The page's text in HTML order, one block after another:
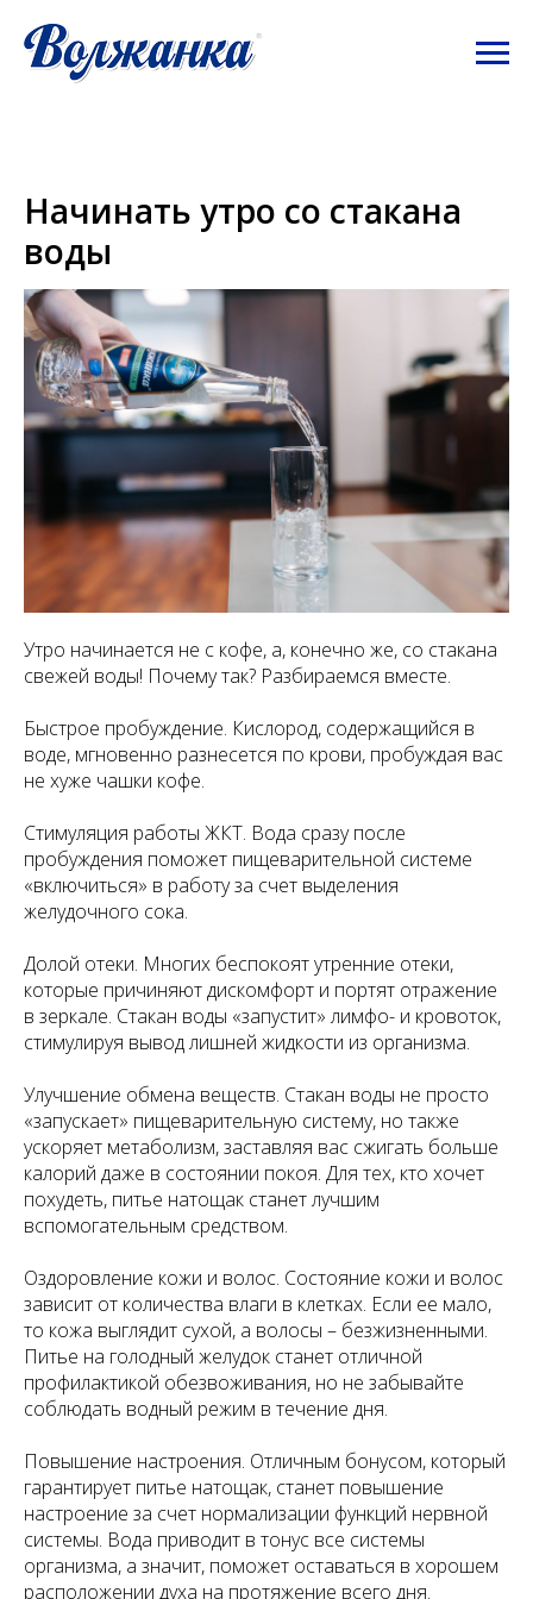
Начинать утро со стакана
воды
Утро начинается не с кофе, а, конечно же, со стакана
свежей воды! Почему так? Разбираемся вместе.
Быстрое пробуждение. Кислород, содержащийся в
воде, мгновенно разнесется по крови, пробуждая вас
не хуже чашки кофе.
Стимуляция работы ЖКТ. Вода сразу после
пробуждения поможет пищеварительной системе
«включиться» в работу за счет выделения
желудочного сока.
Долой отеки. Многих беспокоят утренние отеки,
которые причиняют дискомфорт и портят отражение
в зеркале. Стакан воды «запустит» лимфо- и кровоток,
стимулируя вывод лишней жидкости из организма.
Улучшение обмена веществ. Стакан воды не просто
«запускает» пищеварительную систему, но также
ускоряет метаболизм, заставляя вас сжигать больше
калорий даже в состоянии покоя. Для тех, кто хочет
похудеть, питье натощак станет лучшим
вспомогательным средством.
Оздоровление кожи и волос. Состояние кожи и волос
зависит от количества влаги в клетках. Если ее мало,
то кожа выглядит сухой, а волосы – безжизненными.
Питье на голодный желудок станет отличной
профилактикой обезвоживания, но не забывайте
соблюдать водный режим в течение дня.
Повышение настроения. Отличным бонусом, который
гарантирует питье натощак, станет повышение
настроение за счет нормализации функций нервной
системы. Вода приводит в тонус все системы
организма, а значит, поможет оставаться в хорошем
расположении духа на протяжение всего дня.